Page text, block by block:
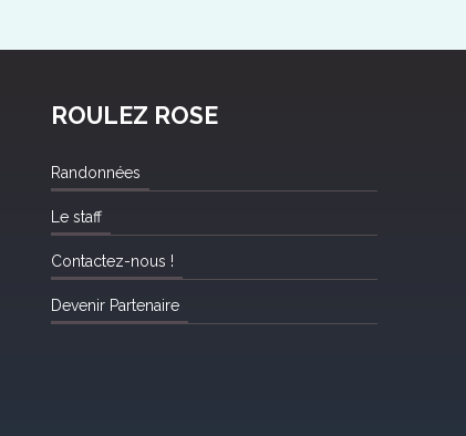
ROULEZ ROSE
Randonnées
Le staff
Contactez-nous !
Devenir Partenaire